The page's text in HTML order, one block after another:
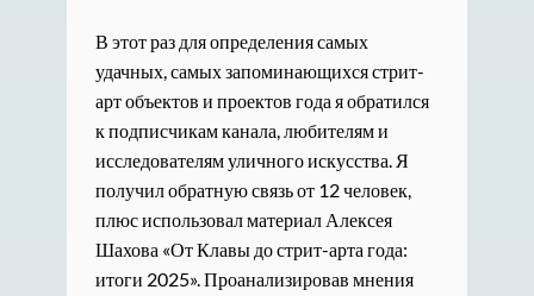
В этот раз для определения самых
удачных, самых запоминающихся стрит-
арт объектов и проектов года я обратился
к подписчикам канала, любителям и
исследователям уличного искусства. Я
получил обратную связь от 12 человек,
плюс использовал материал Алексея
Шахова «От Клавы до стрит-арта года:
итоги 2025». Проанализировав мнения